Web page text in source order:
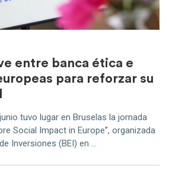
entre banca ética e
para reforzar su
tuvo lugar en Bruselas la jornada
Social Impact in Europe”, organizada
Inversiones (BEI) en ...